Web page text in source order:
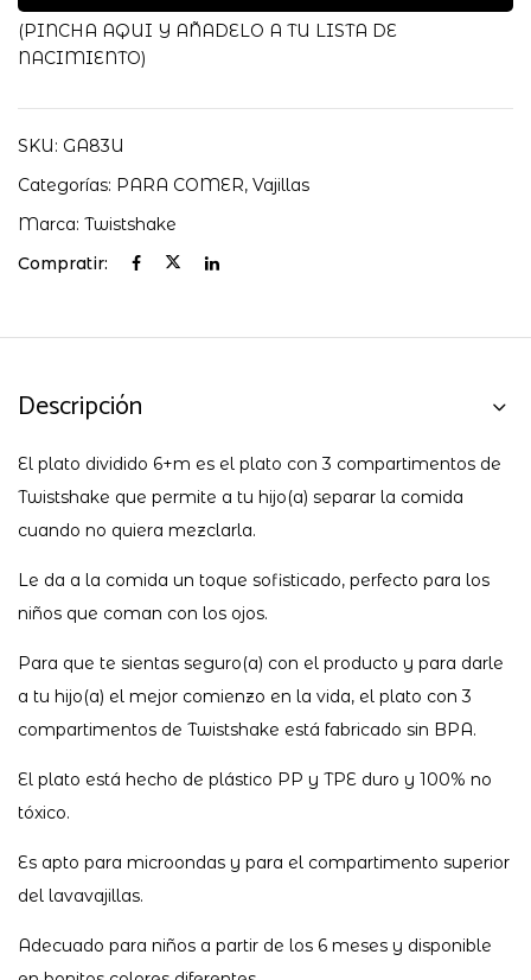
(PINCHA AQUI Y AÑADELO A TU LISTA DE
NACIMIENTO)
SKU: GA83U
Categorías: PARA COMER, Vajillas
Marca: Twistshake
Compratir:
Descripción
El plato dividido 6+m es el plato con 3 compartimentos de
Twistshake que permite a tu hijo(a) separar la comida
cuando no quiera mezclarla.
Le da a la comida un toque sofisticado, perfecto para los
niños que coman con los ojos.
Para que te sientas seguro(a) con el producto y para darle
a tu hijo(a) el mejor comienzo en la vida, el plato con 3
compartimentos de Twistshake está fabricado sin BPA.
El plato está hecho de plástico PP y TPE duro y 100% no
tóxico.
Es apto para microondas y para el compartimento superior
del lavavajillas.
Adecuado para niños a partir de los 6 meses y disponible